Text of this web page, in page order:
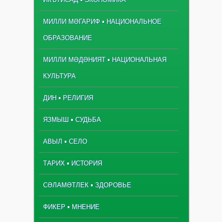
МИЛЛИ МӘГАРИФ ▪ НАЦИОНАЛЬНОЕ
ОБРАЗОВАНИЕ
МИЛЛИ МӘДӘНИЯТ ▪ НАЦИОНАЛЬНАЯ
КУЛЬТУРА
ДИН ▪ РЕЛИГИЯ
ЯЗМЫШ ▪ СУДЬБА
АВЫЛ ▪ СЕЛО
ТАРИХ ▪ ИСТОРИЯ
СӘЛАМӘТЛЕК ▪ ЗДОРОВЬЕ
ФИКЕР ▪ МНЕНИЕ